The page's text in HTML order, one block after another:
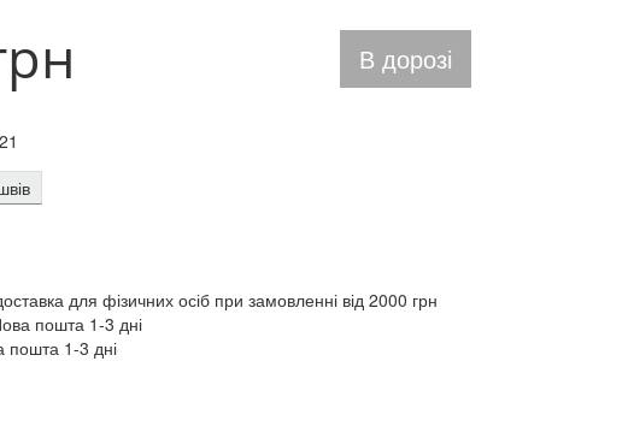
В дорозі
для фізичних осіб при замовленні від 2000 грн
пошта 1-3 дні
пошта 1-3 дні